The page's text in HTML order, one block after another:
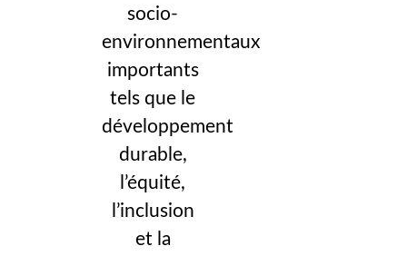
socio-
environnementaux
importants
tels que le
développement
durable,
l’équité,
l’inclusion
et la